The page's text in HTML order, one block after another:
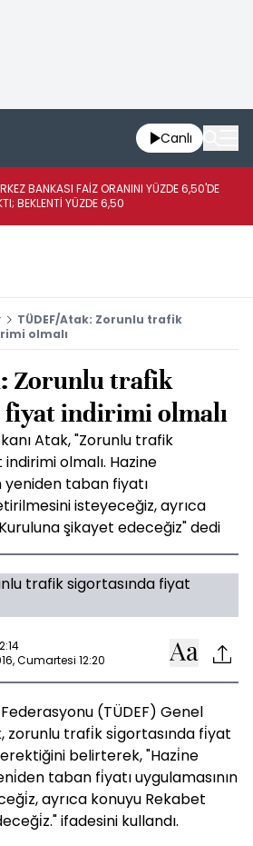
Canlı
BANKASI FAİZ ORANINI YÜZDE 6,50'DE
BEKLENTİ YÜZDE 6,50
TÜDEF/Atak: Zorunlu trafik
olmalı
Zorunlu trafik
fiyat indirimi olmalı
Atak, "Zorunlu trafik
olmalı. Hazine
yeniden taban fiyatı
isteyeceğiz, ayrıca
şikayet edeceğiz" dedi
Cumartesi 12:20
(TÜDEF) Genel
zorunlu trafi̇k si̇gortasında fi̇yat
belirterek, "Hazi̇ne
taban fi̇yatı uygulamasının
ayrıca konuyu Rekabet
ifadesini kullandı.